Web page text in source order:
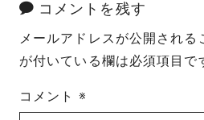
コメントを残す
メールアドレスが公開される
が付いている欄は必須項目で
コメント ※